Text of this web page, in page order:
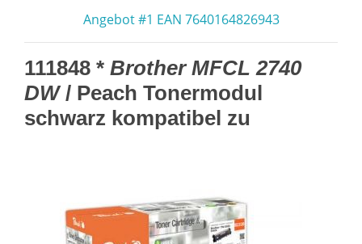
Angebot #1 EAN 7640164826943
111848 * Brother MFCL 2740
DW/ Peach Tonermodul
schwarz kompatibel zu